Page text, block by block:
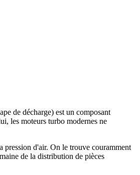
de décharge) est un composant
les moteurs turbo modernes ne
pression d'air. On le trouve couramment
de la distribution de pièces